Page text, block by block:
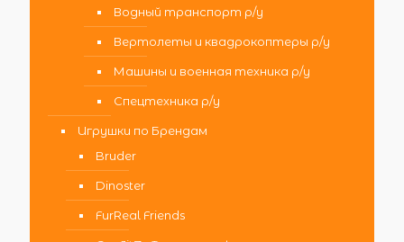
Водный транспорт р/у
Вертолеты и квадрокоптеры р/у
Машины и военная техника р/у
Спецтехника р/у
Игрушки по Брендам
Bruder
Dinoster
FurReal Friends